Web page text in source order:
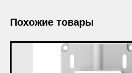
Похожие товары